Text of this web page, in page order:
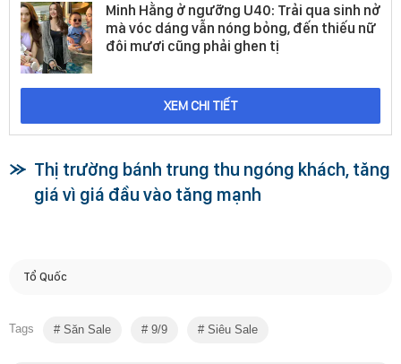
Minh Hằng ở ngưỡng U40: Trải qua sinh nở
mà vóc dáng vẫn nóng bỏng, đến thiếu nữ
đôi mươi cũng phải ghen tị
XEM CHI TIẾT
Thị trường bánh trung thu ngóng khách, tăng
giá vì giá đầu vào tăng mạnh
Tổ Quốc
Tags Săn Sale 9/9 Siêu Sale